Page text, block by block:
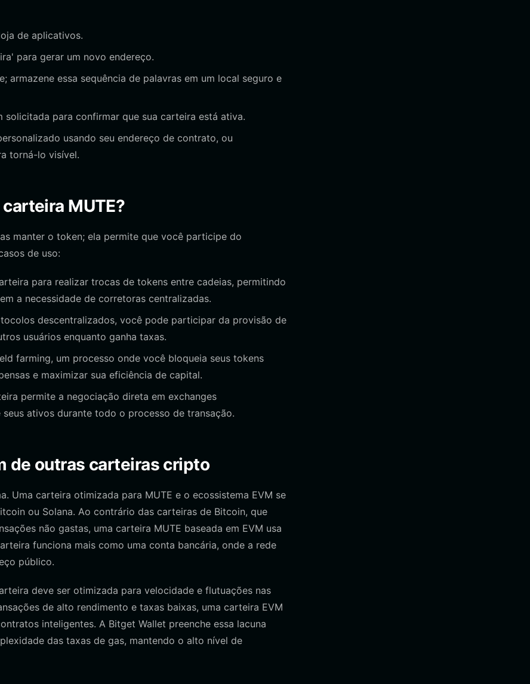
de aplicativos.
para gerar um novo endereço.
armazene essa sequência de palavras em um local seguro e
para confirmar que sua carteira está ativa.
usando seu endereço de contrato, ou
torná-lo visível.
MUTE?
manter o token; ela permite que você participe do
de uso:
para realizar trocas de tokens entre cadeias, permitindo
a necessidade de corretoras centralizadas.
descentralizados, você pode participar da provisão de
usuários enquanto ganha taxas.
farming, um processo onde você bloqueia seus tokens
e maximizar sua eficiência de capital.
permite a negociação direta em exchanges
ativos durante todo o processo de transação.
de outras carteiras cripto
Uma carteira otimizada para MUTE e o ecossistema EVM se
ou Solana. Ao contrário das carteiras de Bitcoin, que
não gastas, uma carteira MUTE baseada em EVM usa
funciona mais como uma conta bancária, onde a rede
público.
deve ser otimizada para velocidade e flutuações nas
de alto rendimento e taxas baixas, uma carteira EVM
inteligentes. A Bitget Wallet preenche essa lacuna
das taxas de gas, mantendo o alto nível de